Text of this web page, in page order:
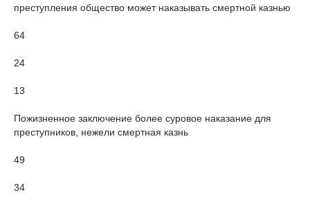
преступления общество может наказывать смертной казнью
64
24
13
Пожизненное заключение более суровое наказание для
преступников, нежели смертная казнь
49
34